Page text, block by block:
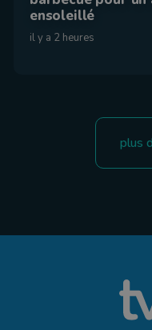
ensoleillé
il y a 2 heures
plus